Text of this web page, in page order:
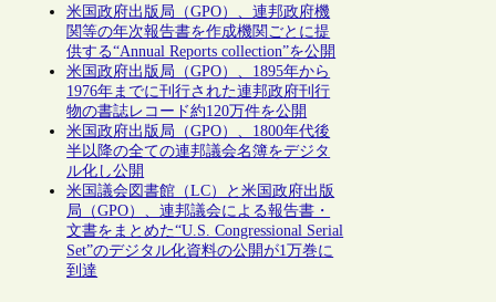
米国政府出版局（GPO）、連邦政府機
関等の年次報告書を作成機関ごとに提
供する“Annual Reports collection”を公開
米国政府出版局（GPO）、1895年から
1976年までに刊行された連邦政府刊行
物の書誌レコード約120万件を公開
米国政府出版局（GPO）、1800年代後
半以降の全ての連邦議会名簿をデジタ
ル化し公開
米国議会図書館（LC）と米国政府出版
局（GPO）、連邦議会による報告書・
文書をまとめた“U.S. Congressional Serial
Set”のデジタル化資料の公開が1万巻に
到達